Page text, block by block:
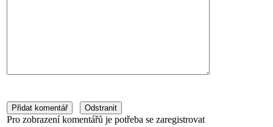
Pro zobrazení komentářů je potřeba se zaregistrovat